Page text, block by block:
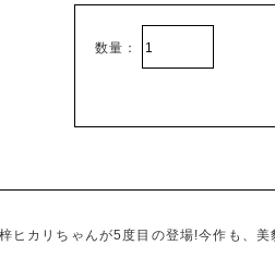
数量：
ヒカリちゃんが5度目の登場!今作も、